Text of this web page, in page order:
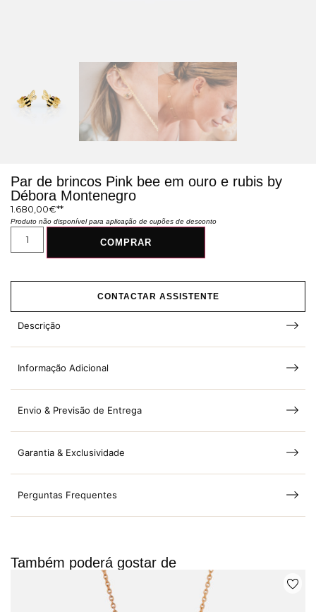
Par de brincos Pink bee em ouro e rubis by
Débora Montenegro
1.680,00€
Produto não disponível para aplicação de cupões de desconto
COMPRAR
CONTACTAR ASSISTENTE
Descrição
Informação Adicional
Envio & Previsão de Entrega
Garantia & Exclusividade
Perguntas Frequentes
Também poderá gostar de